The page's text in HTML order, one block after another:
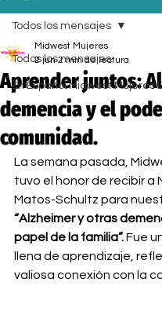
Todos los mensajes
En Español Midwest Mujeres
Todos los mensajes
Aprender juntos:
demencia y el
comunidad.
Midwest Mujeres
2 jun 2 min de lectura
La semana pasada,
tuvo el honor de recibir a
Matos-Schultz para
“Alzheimer y otras
papel de la familia”. Fue
llena de aprendizaje,
valiosa conexión con la